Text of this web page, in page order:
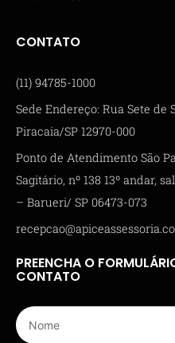
CONTATO
(11) 94785-1000
Sede Endereço: Rua Sete de
Piracaia/SP 12970-000
Ponto de Atendimento São
Sagitário, nº 138 13º andar,
– Barueri/ SP 06473-073
PREENCHA O
CONTATO